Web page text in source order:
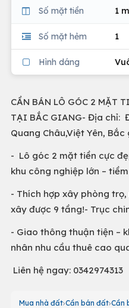
Số mặt tiền 1
Số mặt hẻm 1
Hình dáng
CẦN BÁN LÔ GÓC 2 MẶT
TẠI BẮC GIANG- Địa chỉ:
Quang Châu,Việt Yên,
- Lô góc 2 mặt tiền cực
khu công nghiệp lớn –
- Thích hợp xây phòng
xây được 9 tầng!- Trục
- Giao thông thuận tiện –
nhân nhu cầu thuê cao
Liên hệ ngay: 0342974313
Mua nhà đất Cần bán đất Cần